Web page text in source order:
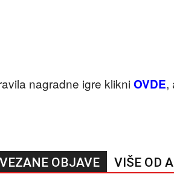
nagradne igre klikniOVDE,
OBJAVE VIŠE OD